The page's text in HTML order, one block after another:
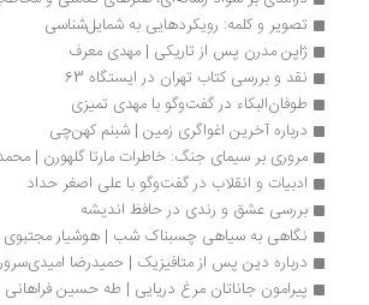
تصویر و کلمه: رویکردهایی به شمایل‌شناسی
ژاپن مدرن پس از تاریکی | مهدی معرف
نقد و بررسی کتاب تهران در ایستگاه 63
طوفان‌البکاء در گفت‌وگو با مهدی تمیزی
درباره آخرین اغواگری زمین | شبنم کهن‌چی
مروری بر سیمای جنگ: خاطرات مارتا گلهورن | محمد صابری
ادبیات و انقلاب در گفت‌وگو با علی اصغر حداد
بررسی عشق و رندی در حافظ اندیشه‌
نگاهی به سیاهی چسبناک شب | هوشیار مجتبوی
درباره دین پس از متافیزیک | حمیدرضا امیدی‌سرور
پیرامون جاناتان مرغ دریایی | طه حسین فراهانی